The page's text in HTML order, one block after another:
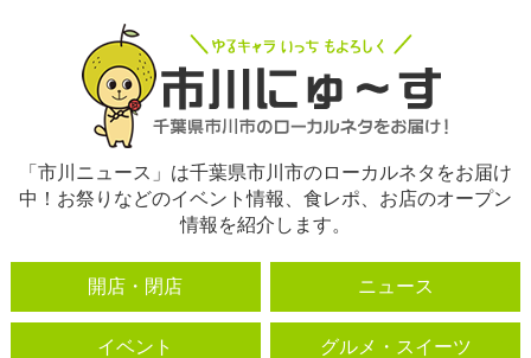
「市川ニュース」は千葉県市川市のローカルネタをお届け
中！お祭りなどのイベント情報、食レポ、お店のオープン
情報を紹介します。
開店・閉店 ニュース
イベント グルメ・スイーツ